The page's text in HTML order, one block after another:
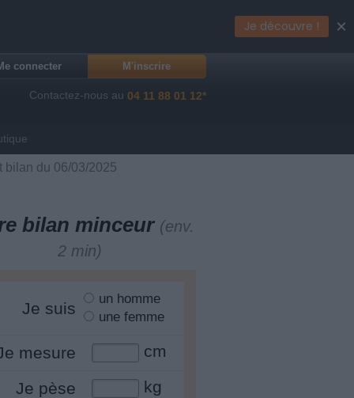
connecter M'inscrire
Contactez-nous au 04 11 88 01 12*
bilan du 06/03/2025
bilan minceur (env.
2 min)
Je suis
un homme
une femme
mesure cm
Je pèse
kg
Je découvre ! ×